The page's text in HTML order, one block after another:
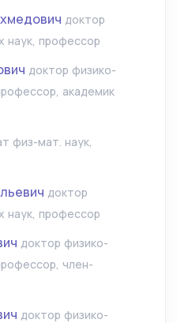
доктор
наук, профессор
доктор физико-
академик
физ-мат. наук,
доктор
наук, профессор
доктор физико-
член-
доктор физико-